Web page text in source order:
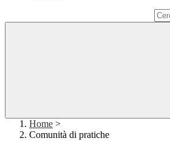
Home >
Comunità di pratiche